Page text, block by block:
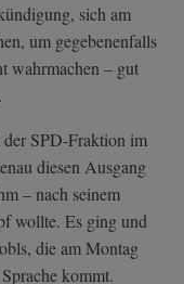
sich am
um gegebenenfalls
wahrmachen – gut
SPD-Fraktion im
diesen Ausgang
– nach seinem
wollte. Es ging und
die am Montag
kommt.